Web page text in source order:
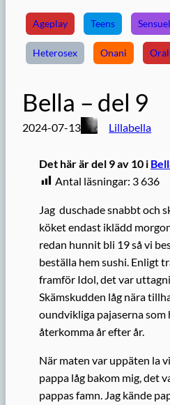
Ageplay Teens
Heterosex Onani
Bella – del 9
2024-07-13 Lillabella
Det här är del 9 av 10 i
Antal läsningar: 3 636
Jag duschade snabbt och
köket endast iklädd
redan hunnit bli 19 så vi
beställa hem sushi. Enligt
framför Idol, det var
Skämskudden låg nära
oundvikliga pajaserna som
återkomma år efter år.
När maten var uppäten la
pappa låg bakom mig, det
pappas famn. Jag kände